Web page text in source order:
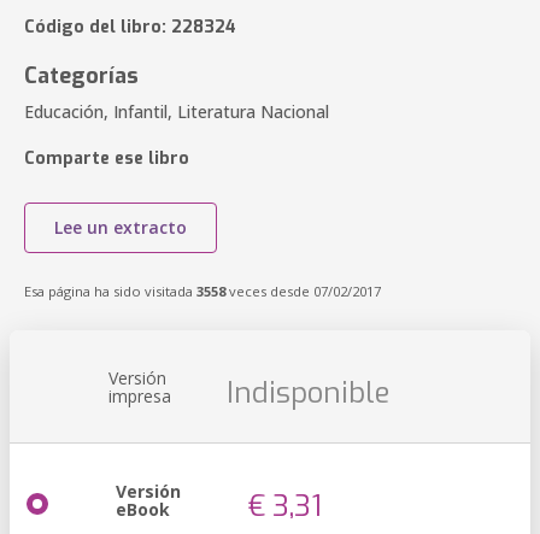
Código del libro: 228324
Categorías
Educación, Infantil, Literatura Nacional
Comparte ese libro
Lee un extracto
Esa página ha sido visitada 3558veces desde 07/02/2017
Versión
impresa Indisponible
Versión
eBook € 3,31